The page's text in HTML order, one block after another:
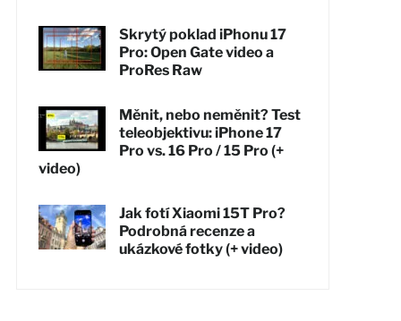
Skrytý poklad iPhonu 17
Pro: Open Gate video a
ProRes Raw
Měnit, nebo neměnit? Test
teleobjektivu: iPhone 17
Pro vs. 16 Pro / 15 Pro (+
video)
Jak fotí Xiaomi 15T Pro?
Podrobná recenze a
ukázkové fotky (+ video)